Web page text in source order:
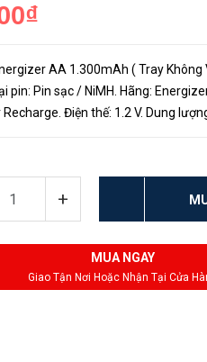
AA 1.300mAh ( Tray Không
Điện thế: 1.2 V. Dung
+
MUA NGAY
Giao Tận Nơi Hoặc Nhận Tại Cửa